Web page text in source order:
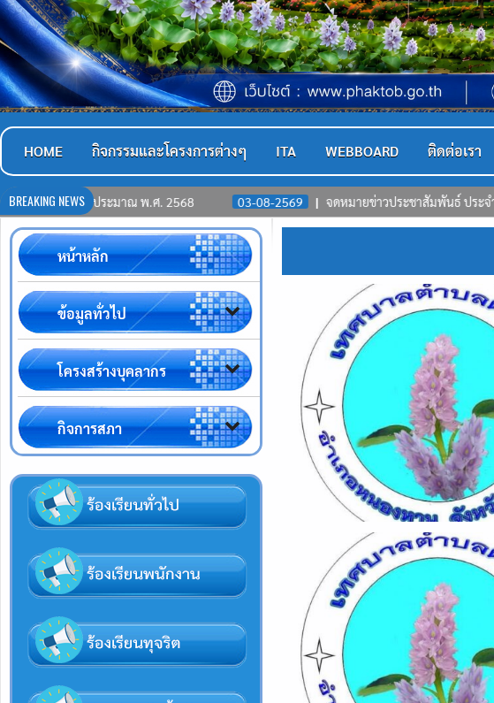
HOME กิจกรรมและโครงการต่างๆ ITA WEBBOARD ติดต่อเรา
BREAKING NEWS
มาณ พ.ศ. 2568 03-08-2569 จดหมายข่าวประชาสัมพันธ์ ประจำเดือน กรกฎาคม 2569
หน้าหลัก
ข้อมูลทั่วไป
โครงสร้างบุคลากร
กิจการสภา